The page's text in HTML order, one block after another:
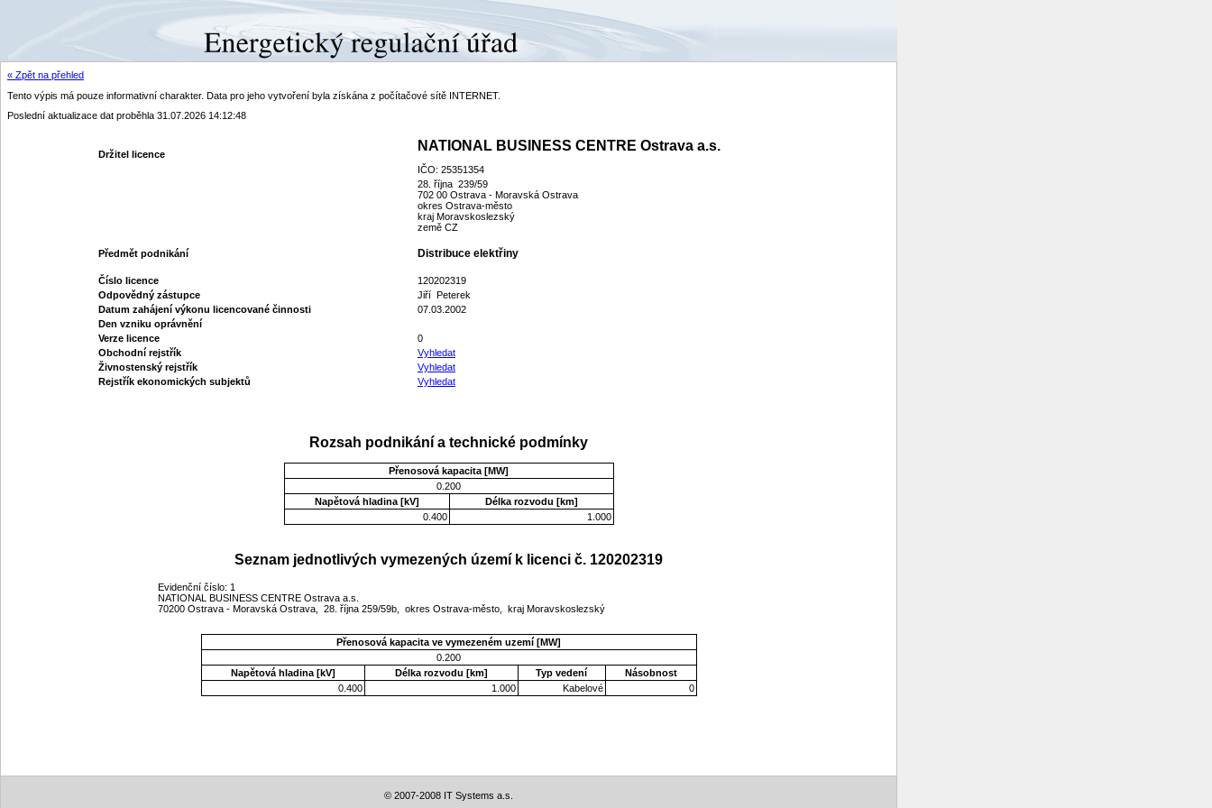
« Zpět na přehled
Tento výpis má pouze informativní charakter. Data pro jeho vytvoření byla získána z počítačové sítě INTERNET.
Poslední aktualizace dat proběhla 31.07.2026 14:12:48
Držitel licence
NATIONAL BUSINESS CENTRE Ostrava a.s.
IČO: 25351354
28. října 239/59
702 00 Ostrava - Moravská Ostrava
okres Ostrava-město
kraj Moravskoslezský
země CZ
Předmět podnikání Distribuce elektřiny
Číslo licence
120202319
Odpovědný zástupce
Jiří Peterek
Datum zahájení výkonu licencované činnosti
07.03.2002
Den vzniku oprávnění
Verze licence
0
Obchodní rejstřík
Vyhledat
Živnostenský rejstřík
Vyhledat
Rejstřík ekonomických subjektů
Vyhledat
Rozsah podnikání a technické podmínky
Přenosová kapacita [MW]
0.200
Napětová hladina [kV]
Délka rozvodu [km]
0.400
1.000
Seznam jednotlivých vymezených území k licenci č. 120202319
Evidenční číslo: 1
NATIONAL BUSINESS CENTRE Ostrava a.s.
70200 Ostrava - Moravská Ostrava, 28. října 259/59b, okres Ostrava-město, kraj Moravskoslezský
Přenosová kapacita ve vymezeném uzemí [MW]
0.200
Napětová hladina [kV]
Délka rozvodu [km] Typ vedení
Násobnost
0.400
1.000 Kabelové 0
© 2007-2008 IT Systems a.s.